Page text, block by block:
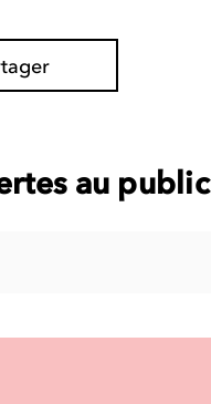
au public